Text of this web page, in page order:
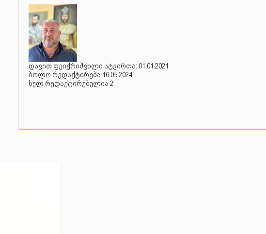
დავით ფეიქრიშვილი ატვირთა: 01.01.2021
ბოლო რედაქტირება 16.05.2024
სულ რედაქტირებულია 2